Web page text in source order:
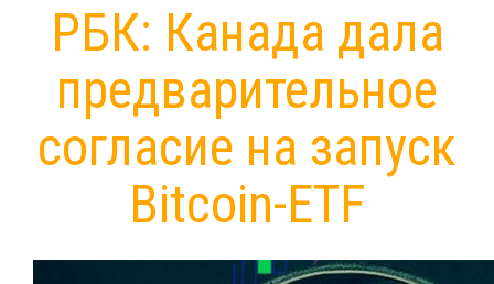
РБК: Канада дала
предварительное
согласие на запуск
Bitcoin-ETF